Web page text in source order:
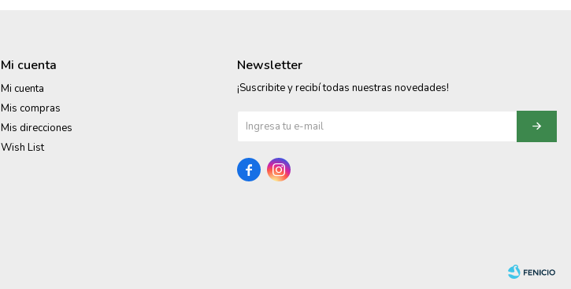
Mi cuenta
Mi cuenta
Mis compras
Mis direcciones
Wish List
Newsletter
¡Suscribite y recibí todas nuestras novedades!
 